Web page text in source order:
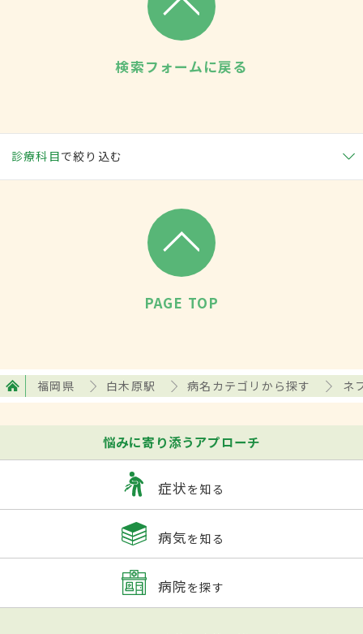
検索フォームに戻る
診療科目で絞り込む
PAGE TOP
福岡県 白木原駅 病名カテゴリから探す ネ
悩みに寄り添うアプローチ
症状を知る
病気を知る
病院を探す